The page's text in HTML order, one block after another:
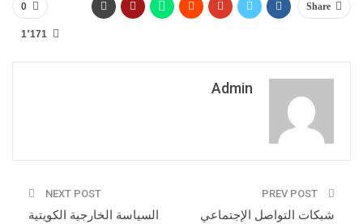
Share
0
1٬171
Admin
شبكات التواصل الإجتماعي
NEXT POST
السياسة الخارجية الكويتية